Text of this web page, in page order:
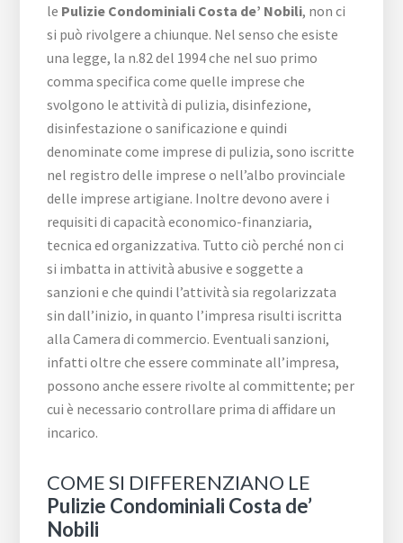
le Pulizie Condominiali Costa de’ Nobili, non ci
si può rivolgere a chiunque. Nel senso che esiste
una legge, la n.82 del 1994 che nel suo primo
comma specifica come quelle imprese che
svolgono le attività di pulizia, disinfezione,
disinfestazione o sanificazione e quindi
denominate come imprese di pulizia, sono iscritte
nel registro delle imprese o nell’albo provinciale
delle imprese artigiane. Inoltre devono avere i
requisiti di capacità economico-finanziaria,
tecnica ed organizzativa. Tutto ciò perché non ci
si imbatta in attività abusive e soggette a
sanzioni e che quindi l’attività sia regolarizzata
sin dall’inizio, in quanto l’impresa risulti iscritta
alla Camera di commercio. Eventuali sanzioni,
infatti oltre che essere comminate all’impresa,
possono anche essere rivolte al committente; per
cui è necessario controllare prima di affidare un
incarico.
COME SI DIFFERENZIANO LE
Pulizie Condominiali Costa de’
Nobili